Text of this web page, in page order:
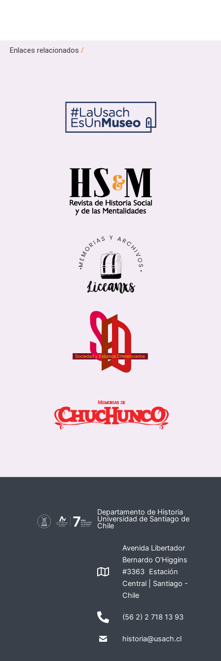
Enlaces relacionados /
Departamento de Historia
Universidad de Santiago de
Chile
Avenida Libertador
Bernardo O'Higgins
#3363 Estación
Central | Santiago -
Chile
(56 2) 2 718 13 93
historia@usach.cl